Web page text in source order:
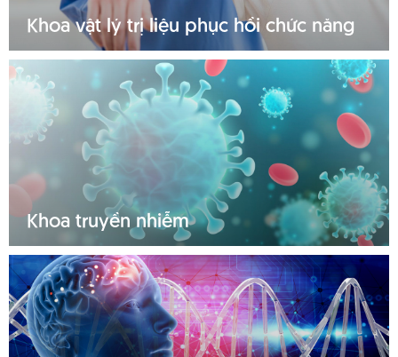
Khoa vật lý trị liệu phục hồi chức năng
Tìm hiểu thêm
Khoa truyền nhiễm
Tìm hiểu thêm